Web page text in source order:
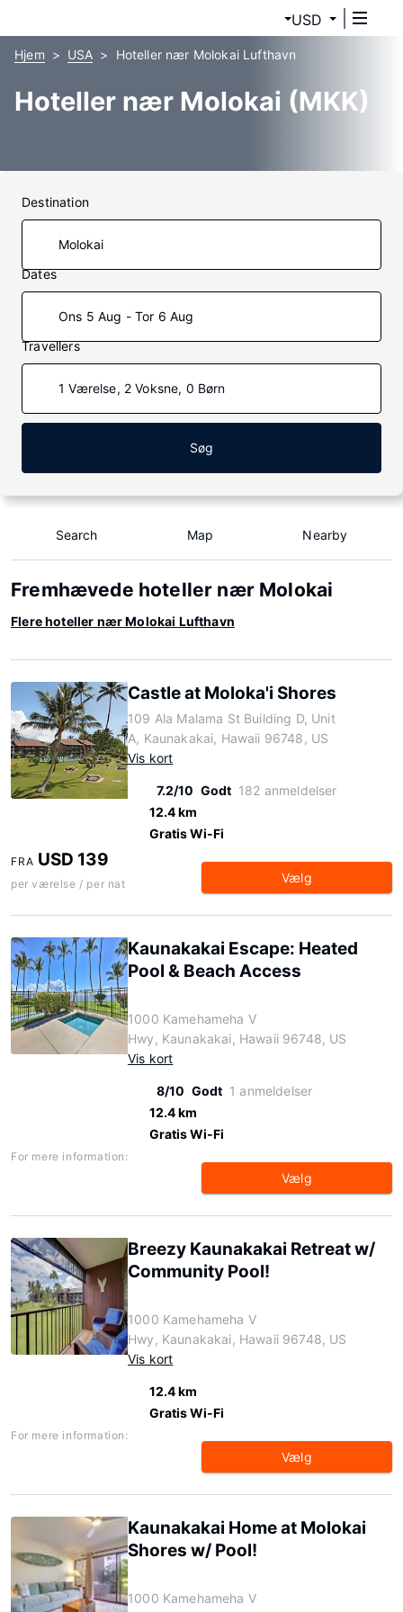
USD
Hjem USA Hoteller nær Molokai Lufthavn
Hoteller nær Molokai (MKK)
Destination
Dates
Ons 5 Aug - Tor 6 Aug
Travellers
1 Værelse, 2 Voksne, 0 Børn
Søg
Search Map Nearby
Fremhævede hoteller nær Molokai
Flere hoteller nær Molokai Lufthavn
Castle at Moloka'i Shores
109 Ala Malama St Building D, Unit
A, Kaunakakai, Hawaii 96748, US
Vis kort
7.2/10 Godt 182 anmeldelser
12.4 km
Gratis Wi-Fi
FRA USD 139
per værelse / per nat Vælg
Kaunakakai Escape: Heated
Pool & Beach Access
1000 Kamehameha V
Hwy, Kaunakakai, Hawaii 96748, US
Vis kort
8/10 Godt 1 anmeldelser
12.4 km
Gratis Wi-Fi
For mere information:
Vælg
Breezy Kaunakakai Retreat w/
Community Pool!
1000 Kamehameha V
Hwy, Kaunakakai, Hawaii 96748, US
Vis kort
12.4 km
Gratis Wi-Fi
For mere information:
Vælg
Kaunakakai Home at Molokai
Shores w/ Pool!
1000 Kamehameha V